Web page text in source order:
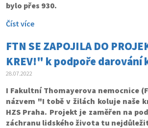
bylo přes 930.
Číst více
FTN SE ZAPOJILA DO
KREV!" k podpoře darování
28.07.2022
I Fakultní Thomayerova nemocnice
názvem "I tobě v žilách koluje naše
HZS Praha. Projekt je zaměřen na
záchranu lidského života tu